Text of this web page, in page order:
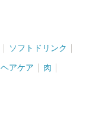
ソフトドリンク
ヘアケア 肉